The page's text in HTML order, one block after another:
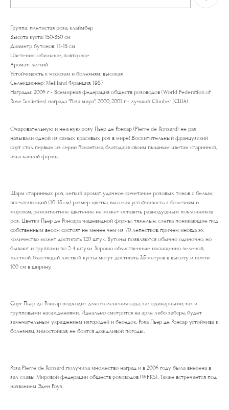
Группа: плетистая роза, клаймбер
Высота куста: 150-350 см
Диаметр бутонов: 11-15 см
Цветение: обильное, повторное
Аромат: легкий
Устойчивость к морозам и болезням: высокая
Селекционер: Meilland Франция, 1987
Награды: 2006 г - Всемирная федерация обществ розоводов (World Federation of
Rose Societies) награда "Роза мира", 2000, 2001 г - лучший Climber (США)
Очаровательную и нежную розу Пьер де Ронсар (Pierre de Ronsard) не раз
называли одной из самых красивых роз в мире! Восхитительный французский
сорт стал первым из серии Романтика, благодаря своим пышным цветам старинной,
изысканной формы.
Шарм старинных роз, легкий аромат, удачное сочетание розовых тонов с белым,
впечатляющий (10-15 см) размер цветка, высокая устойчивость к болезням и
морозам, ремонтантное цветение не может оставить равнодушным поклонников
роз. Цветки Пьер де Ронсара чашевидной формы, тяжелые, слегка поникающие под
собственным весом состоят не менее чем из 70 лепестков, причем иногда эх
количество может достигать 120 штук. Бутоны появляются обычно одиночно, но
бывают и группами по 2-4 штуки. Хорошо облиственные насыщенно зеленой,
жесткой, блестящей листвой кусты могут достигать 3,5 метров в высоту и почти
100 см в ширину.
Сорт Пьер де Ронсар подходит для озеленения сада, как одинарными, так и
групповыми насаждениями. Идеально смотрится на арке либо заборе, будет
замечательным украшением изгородей и беседок. Роза Пьер де Ронсар устойчива к
болезням, зимостойкая, не боится дождливой погоды.
Роза Pierre de Ronsard получила множество наград и в 2006 году была внесена в
зал славы Мировой федерации обществ розоводов (WFRS). Также встречается под
названием Эден Роуз.